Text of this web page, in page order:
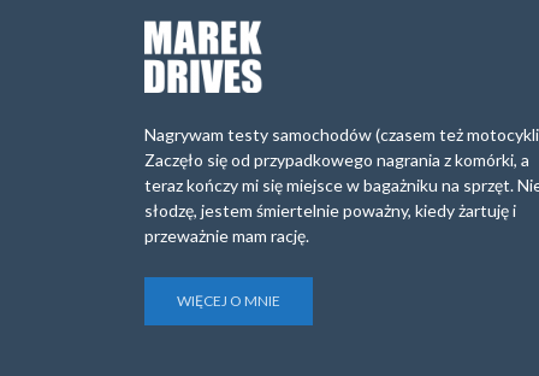
Nagrywam testy samochodów (czasem też
Zaczęło się od przypadkowego nagrania z komórki, a
teraz kończy mi się miejsce w bagażniku na sprzęt.
słodzę, jestem śmiertelnie poważny, kiedy żartuję i
przeważnie mam rację.
WIĘCEJ O MNIE